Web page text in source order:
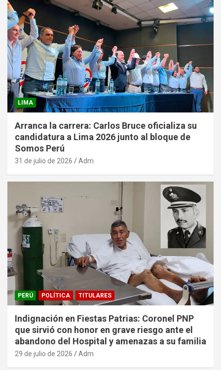
LIMA
Arranca la carrera: Carlos Bruce oficializa su
candidatura a Lima 2026 junto al bloque de
Somos Perú
31 de julio de 2026 Adm
PERÚ POLÍTICA TITULARES
Indignación en Fiestas Patrias: Coronel PNP
que sirvió con honor en grave riesgo ante el
abandono del Hospital y amenazas a su familia
29 de julio de 2026 Adm